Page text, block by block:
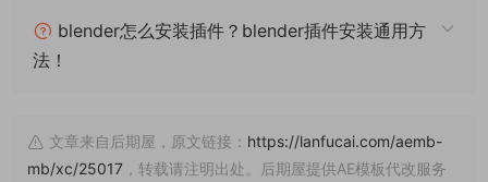
blender怎么安装插件？blender插件安装通用方
法！
文章来自后期屋，原文链接： https://lanfucai.com/aemb-
mb/xc/25017 ，转载请注明出处。后期屋提供AE模板代改服务